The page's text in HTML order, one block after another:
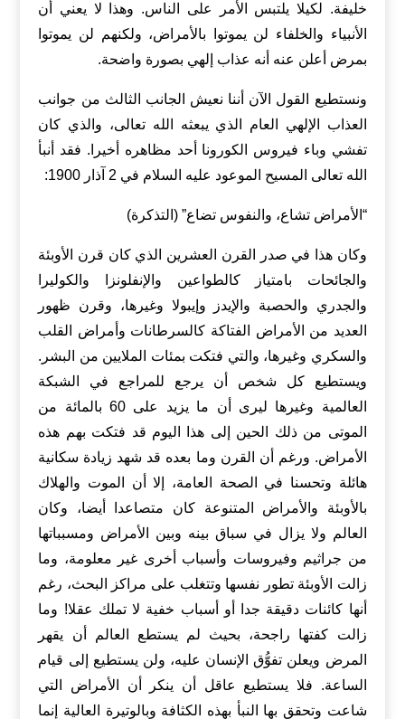
خليفة. لكيلا يلتبس الأمر على الناس. وهذا لا يعني أن
الأنبياء والخلفاء لن يموتوا بالأمراض، ولكنهم لن يموتوا
بمرض أعلن عنه أنه عذاب إلهي بصورة واضحة.
ونستطيع القول الآن أننا نعيش الجانب الثالث من جوانب
العذاب الإلهي العام الذي يبعثه الله تعالى، والذي كان
تفشي وباء فيروس الكورونا أحد مظاهره أخيرا. فقد أنبأ
الله تعالى المسيح الموعود عليه السلام في 2 آذار 1900:
“الأمراض تشاع، والنفوس تضاع” (التذكرة)
وكان هذا في صدر القرن العشرين الذي كان قرن الأوبئة
والجائحات بامتياز كالطواعين والإنفلونزا والكوليرا
والجدري والحصبة والإيدز وإيبولا وغيرها، وقرن ظهور
العديد من الأمراض الفتاكة كالسرطانات وأمراض القلب
والسكري وغيرها، والتي فتكت بمئات الملايين من البشر.
ويستطيع كل شخص أن يرجع للمراجع في الشبكة
العالمية وغيرها ليرى أن ما يزيد على 60 بالمائة من
الموتى من ذلك الحين إلى هذا اليوم قد فتكت بهم هذه
الأمراض. ورغم أن القرن وما بعده قد شهد زيادة سكانية
هائلة وتحسنا في الصحة العامة، إلا أن الموت والهلاك
بالأوبئة والأمراض المتنوعة كان متصاعدا أيضا، وكان
العالم ولا يزال في سباق بينه وبين الأمراض ومسبباتها
من جراثيم وفيروسات وأسباب أخرى غير معلومة، وما
زالت الأوبئة تطور نفسها وتتغلب على مراكز البحث، رغم
أنها كائنات دقيقة جدا أو أسباب خفية لا تملك عقلا! وما
زالت كفتها راجحة، بحيث لم يستطع العالم أن يقهر
المرض ويعلن تفوُّق الإنسان عليه، ولن يستطيع إلى قيام
الساعة. فلا يستطيع عاقل أن ينكر أن الأمراض التي
شاعت وتحقق بها النبأ بهذه الكثافة وبالوتيرة العالية إنما